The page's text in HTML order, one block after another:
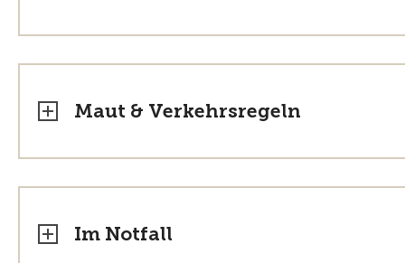
Maut & Verkehrsregeln
Im Notfall